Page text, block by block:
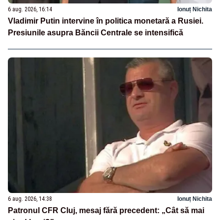
6 aug. 2026, 16:14 Ionuț Nichita
Vladimir Putin intervine în politica monetară a Rusiei.
Presiunile asupra Băncii Centrale se intensifică
6 aug. 2026, 14:38 Ionuț Nichita
Patronul CFR Cluj, mesaj fără precedent: „Cât să mai